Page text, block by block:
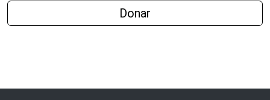
Donar